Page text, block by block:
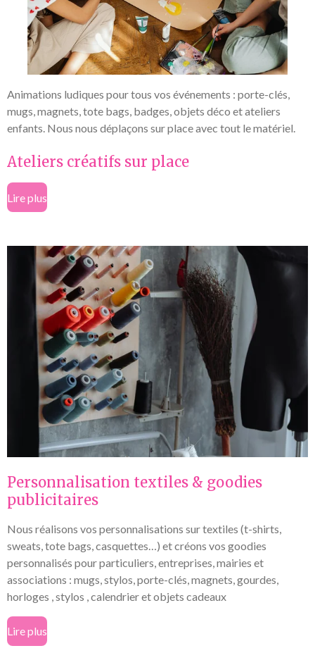
Animations ludiques pour tous vos événements : porte-clés,
mugs, magnets, tote bags, badges, objets déco et ateliers
enfants. Nous nous déplaçons sur place avec tout le matériel.
Ateliers créatifs sur place
Lire plus
Personnalisation textiles & goodies
publicitaires
Nous réalisons vos personnalisations sur textiles (t-shirts,
sweats, tote bags, casquettes…) et créons vos goodies
personnalisés pour particuliers, entreprises, mairies et
associations : mugs, stylos, porte-clés, magnets, gourdes,
horloges , stylos , calendrier et objets cadeaux
Lire plus